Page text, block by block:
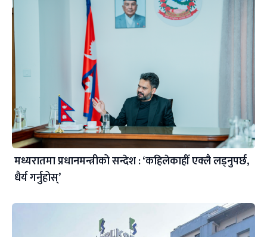
मध्यरातमा प्रधानमन्त्रीको सन्देश : ‘कहिलेकाहीँ एक्लै लड्नुपर्छ,
धैर्य गर्नुहोस्’